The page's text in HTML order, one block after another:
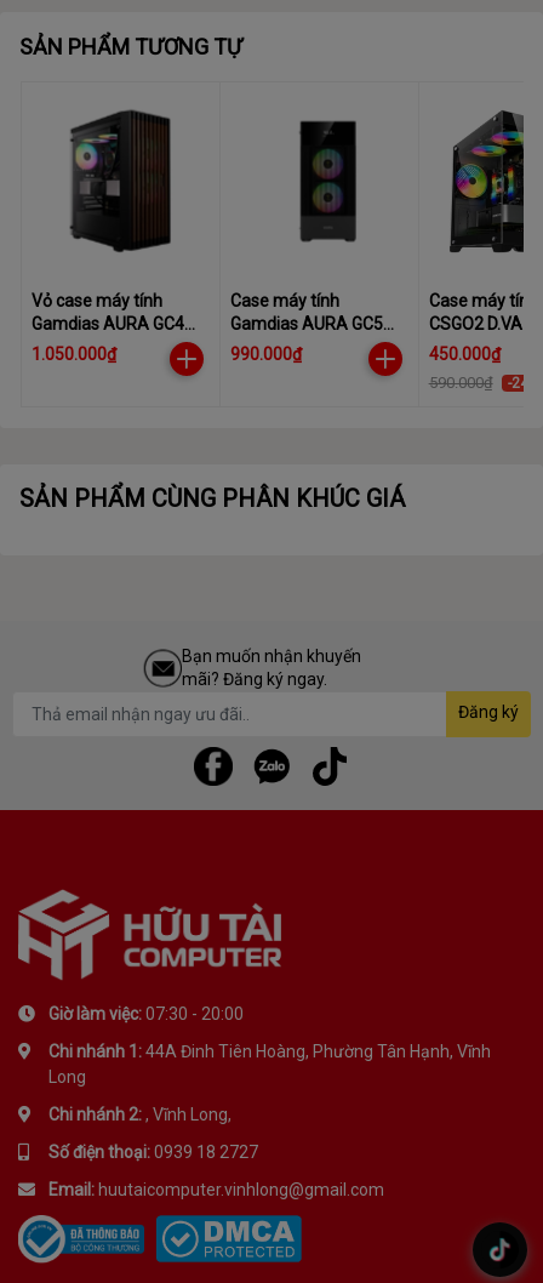
SẢN PHẨM TƯƠNG TỰ
Vỏ case máy tính
Gamdias AURA GC4
ELITE
1.050.000₫
Case máy tính
Gamdias AURA GC5
ARGB
990.000₫
Case máy tính
CSGO2 D.VA1
450.000₫
590.000₫ -24%
SẢN PHẨM CÙNG PHÂN KHÚC GIÁ
Bạn muốn nhận khuyến
mãi? Đăng ký ngay.
Đăng ký
Giờ làm việc:07:30 - 20:00
Chi nhánh 1:44A Đinh Tiên Hoàng, Phường Tân Hạnh, Vĩnh
Long
Chi nhánh 2:, Vĩnh Long,
Số điện thoại:0939 18 2727
Email: huutaicomputer.vinhlong@gmail.com
.